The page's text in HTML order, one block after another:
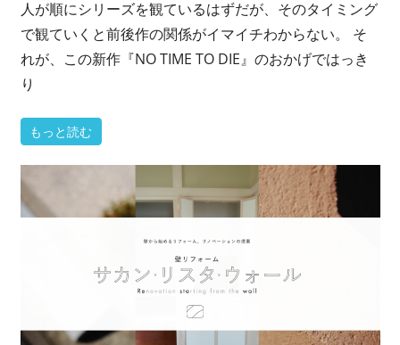
人が順にシリーズを観ているはずだが、そのタイミング
で観ていくと前後作の関係がイマイチわからない。 そ
れが、この新作『NO TIME TO DIE』のおかげではっき
り
もっと読む